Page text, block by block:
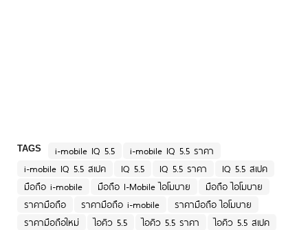
TAGS i-mobile IQ 5.5
i-mobile IQ 5.5 ราคา
i-mobile IQ 5.5 สเปค
IQ 5.5 IQ 5.5 ราคา
IQ 5.5 สเปค
มือถือ i-mobile
มือถือ I-Mobile ไอโมบาย
มือถือ ไอโมบาย
ราคามือถือ
ราคามือถือ i-mobile
ราคามือถือ ไอโมบาย
ราคามือถือใหม่
ไอคิว 5.5 ไอคิว 5.5 ราคา
ไอคิว 5.5 สเปค